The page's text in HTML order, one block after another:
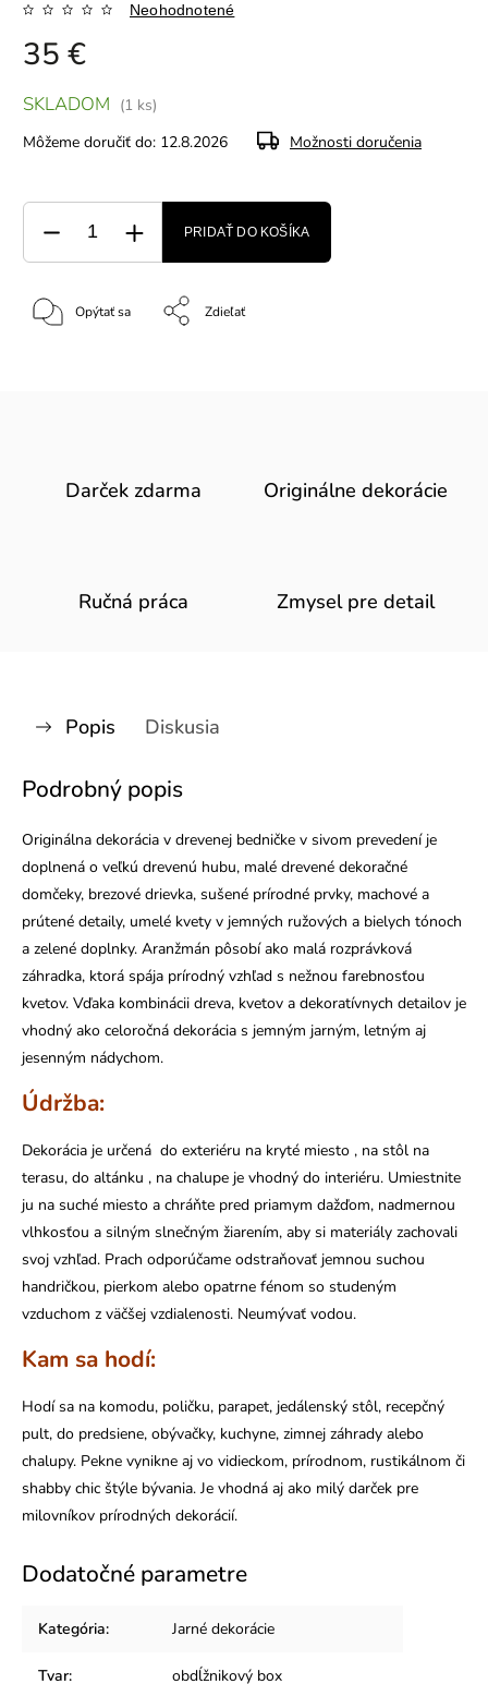
Neohodnotené
35 €
SKLADOM (1 ks)
Môžeme doručiť do: 12.8.2026 Možnosti doručenia
PRIDAŤ DO KOŠÍKA
Opýtať sa Zdieľať
Darček zdarma Originálne dekorácie
Ručná práca Zmysel pre detail
Popis Diskusia
Podrobný popis
Originálna dekorácia v drevenej bedničke v sivom prevedení je
doplnená o veľkú drevenú hubu, malé drevené dekoračné
domčeky, brezové drievka, sušené prírodné prvky, machové a
prútené detaily, umelé kvety v jemných ružových a bielych tónoch
a zelené doplnky. Aranžmán pôsobí ako malá rozprávková
záhradka, ktorá spája prírodný vzhľad s nežnou farebnosťou
kvetov. Vďaka kombinácii dreva, kvetov a dekoratívnych detailov je
vhodný ako celoročná dekorácia s jemným jarným, letným aj
jesenným nádychom.
Údržba:
Dekorácia je určená do exteriéru na kryté miesto , na stôl na
terasu, do altánku , na chalupe je vhodný do interiéru. Umiestnite
ju na suché miesto a chráňte pred priamym dažďom, nadmernou
vlhkosťou a silným slnečným žiarením, aby si materiály zachovali
svoj vzhľad. Prach odporúčame odstraňovať jemnou suchou
handričkou, pierkom alebo opatrne fénom so studeným
vzduchom z väčšej vzdialenosti. Neumývať vodou.
Kam sa hodí:
Hodí sa na komodu, poličku, parapet, jedálenský stôl, recepčný
pult, do predsiene, obývačky, kuchyne, zimnej záhrady alebo
chalupy. Pekne vynikne aj vo vidieckom, prírodnom, rustikálnom či
shabby chic štýle bývania. Je vhodná aj ako milý darček pre
milovníkov prírodných dekorácií.
Dodatočné parametre
Kategória: Jarné dekorácie
Tvar: obdĺžnikový box